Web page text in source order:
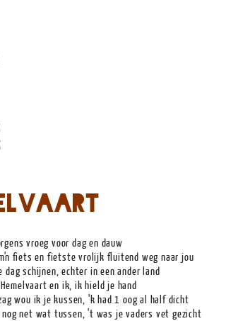
vroeg voor dag en dauw
fiets en fietste vrolijk fluitend weg naar jou
dag schijnen, echter in een ander land
en ik, ik hield je hand
wou ik je kussen, 'k had 1 oog al half dicht
nog net wat tussen, 't was je vaders vet gezicht